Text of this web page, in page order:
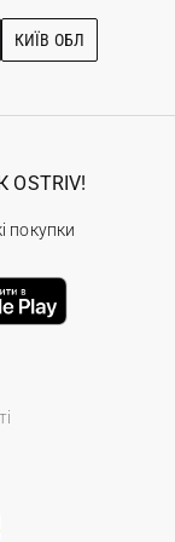
КИЇВ ОБЛ
покупки